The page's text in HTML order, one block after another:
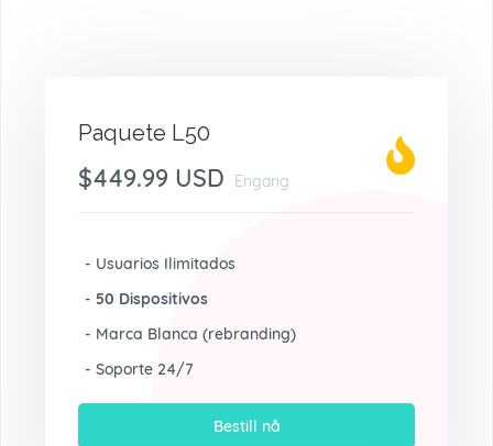
Paquete L50
$449.99 USD Engang
- Usuarios Ilimitados
- 50 Dispositivos
- Marca Blanca (rebranding)
- Soporte 24/7
Bestill nå